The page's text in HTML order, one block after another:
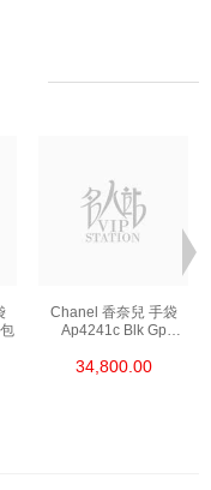
Chanel 香奈兒 手袋
Ap4241c Blk Gp
34,800.00